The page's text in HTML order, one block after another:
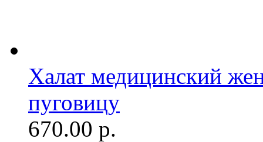
Халат медицинский
пуговицу
670.00 р.